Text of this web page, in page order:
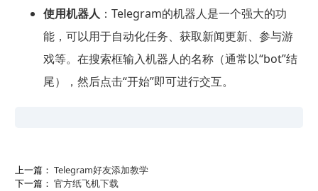
使用机器人 ：Telegram的机器人是一个强大的功
能，可以用于自动化任务、获取新闻更新、参与游
戏等。在搜索框输入机器人的名称（通常以“bot”结
尾），然后点击“开始”即可进行交互。
上一篇： Telegram好友添加教学
下一篇： 官方纸飞机下载